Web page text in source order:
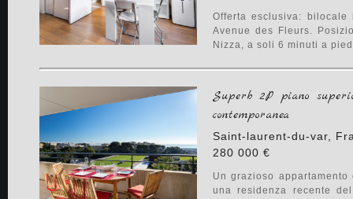
Offerta esclusiva:
Avenue des Fleurs.
Nizza, a soli 6 minuti a
Superb 2P piano
contemporanea
Saint-laurent-du-var,
280 000 €
Un grazioso
una residenza recente